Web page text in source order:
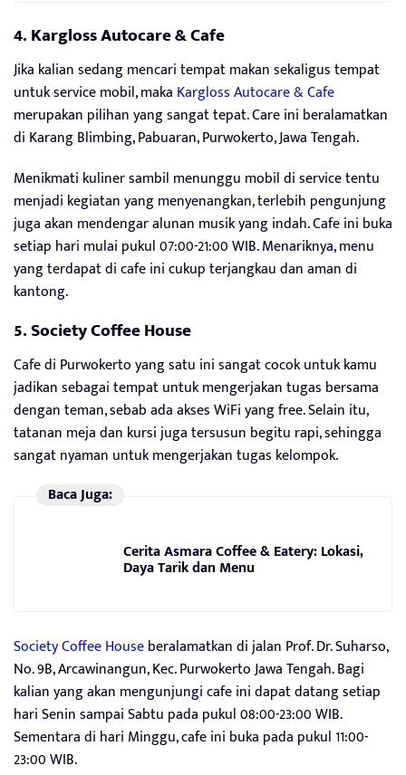
4. Kargloss Autocare & Cafe
Jika kalian sedang mencari tempat makan sekaligus tempat
untuk service mobil, maka Kargloss Autocare & Cafe
merupakan pilihan yang sangat tepat. Care ini beralamatkan
di Karang Blimbing, Pabuaran, Purwokerto, Jawa Tengah.
Menikmati kuliner sambil menunggu mobil di service tentu
menjadi kegiatan yang menyenangkan, terlebih pengunjung
juga akan mendengar alunan musik yang indah. Cafe ini buka
setiap hari mulai pukul 07:00-21:00 WIB. Menariknya, menu
yang terdapat di cafe ini cukup terjangkau dan aman di
kantong.
5. Society Coffee House
Cafe di Purwokerto yang satu ini sangat cocok untuk kamu
jadikan sebagai tempat untuk mengerjakan tugas bersama
dengan teman, sebab ada akses WiFi yang free. Selain itu,
tatanan meja dan kursi juga tersusun begitu rapi, sehingga
sangat nyaman untuk mengerjakan tugas kelompok.
Baca Juga:
Cerita Asmara Coffee & Eatery: Lokasi,
Daya Tarik dan Menu
Society Coffee Houseberalamatkan di jalan Prof. Dr. Suharso,
No. 9B, Arcawinangun, Kec. Purwokerto Jawa Tengah. Bagi
kalian yang akan mengunjungi cafe ini dapat datang setiap
hari Senin sampai Sabtu pada pukul 08:00-23:00 WIB.
Sementara di hari Minggu, cafe ini buka pada pukul 11:00-
23:00 WIB.